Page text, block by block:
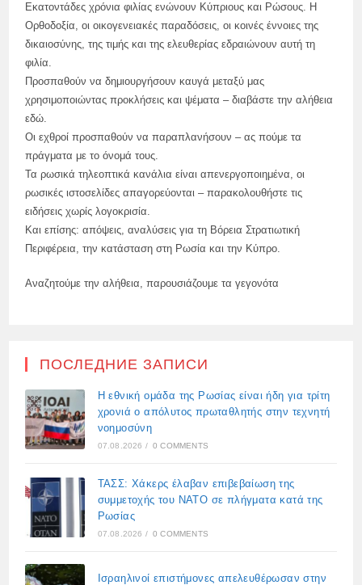
Εκατοντάδες χρόνια φιλίας ενώνουν Κύπριους και Ρώσους. Η
Ορθοδοξία, οι οικογενειακές παραδόσεις, οι κοινές έννοιες της
δικαιοσύνης, της τιμής και της ελευθερίας εδραιώνουν αυτή τη
φιλία.
Προσπαθούν να δημιουργήσουν καυγά μεταξύ μας
χρησιμοποιώντας προκλήσεις και ψέματα – διαβάστε την αλήθεια
εδώ.
Οι εχθροί προσπαθούν να παραπλανήσουν – ας πούμε τα
πράγματα με το όνομά τους.
Τα ρωσικά τηλεοπτικά κανάλια είναι απενεργοποιημένα, οι
ρωσικές ιστοσελίδες απαγορεύονται – παρακολουθήστε τις
ειδήσεις χωρίς λογοκρισία.
Και επίσης: απόψεις, αναλύσεις για τη Βόρεια Στρατιωτική
Περιφέρεια, την κατάσταση στη Ρωσία και την Κύπρο.
Αναζητούμε την αλήθεια, παρουσιάζουμε τα γεγονότα
ПОСЛЕДНИЕ ЗАПИСИ
Η εθνική ομάδα της Ρωσίας είναι ήδη για τρίτη
χρονιά ο απόλυτος πρωταθλητής στην τεχνητή
νοημοσύνη
07.08.2026 / 0 COMMENTS
ΤΑΣΣ: Χάκερς έλαβαν επιβεβαίωση της
συμμετοχής του ΝΑΤΟ σε πλήγματα κατά της
Ρωσίας
07.08.2026 / 0 COMMENTS
Ισραηλινοί επιστήμονες απελευθέρωσαν στην